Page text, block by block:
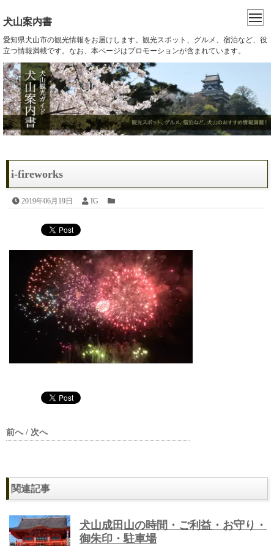
犬山案内書
愛知県犬山市の観光情報をお届けします。観光スポット、グルメ、宿泊など、役
立つ情報満載です。なお、本ページはプロモーションが含まれています。
i-fireworks
2019年06月19日 IG
前へ / 次へ
関連記事
犬山成田山の時間・ご利益・お守り・
御朱印・駐車場